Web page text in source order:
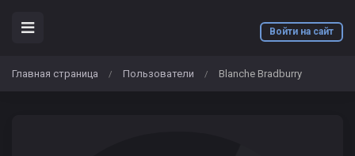
Войти на сайт
Главная страница / Пользователи / Blanche Bradburry